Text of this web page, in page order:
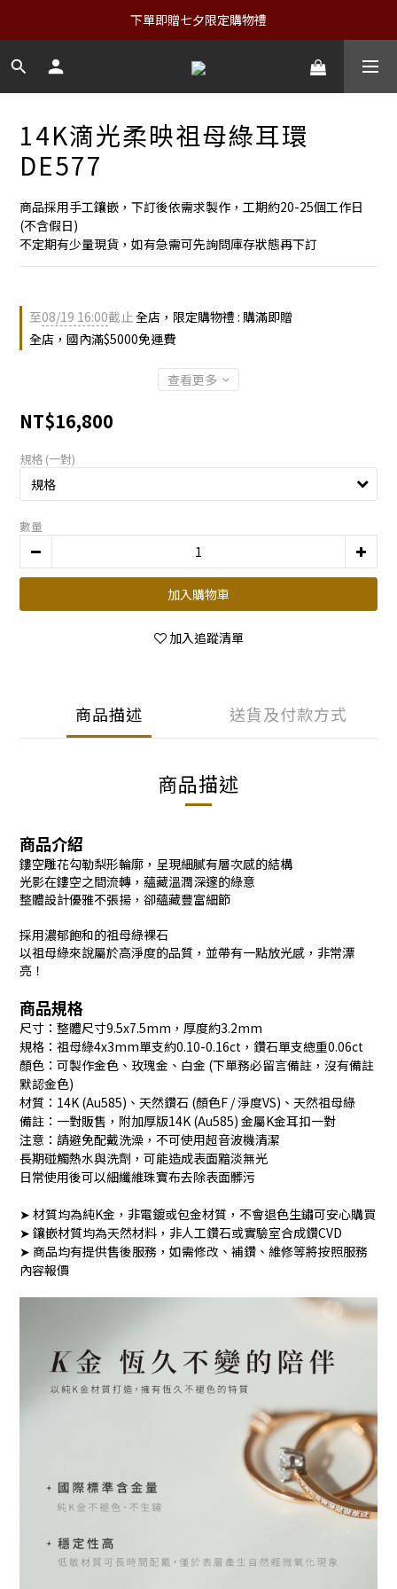
下單即贈七夕限定購物禮
14K滴光柔映祖母綠耳環
DE577
商品採用手工鑲嵌，下訂後依需求製作，工期約20-25個工作日
(不含假日)
不定期有少量現貨，如有急需可先詢問庫存狀態再下訂
至08/19 16:00截止全店，限定購物禮 : 購滿即贈
全店，國內滿$5000免運費
查看更多
NT$16,800
規格 (一對)
數量
加入購物車
加入追蹤清單
商品描述 送貨及付款方式
商品描述
商品介紹
鏤空雕花勾勒梨形輪廓，呈現細膩有層次感的結構
光影在鏤空之間流轉，蘊藏溫潤深邃的綠意
整體設計優雅不張揚，卻蘊藏豐富細節
採用濃郁飽和的祖母綠裸石
以祖母綠來說屬於高淨度的品質，並帶有一點放光感，非常漂
亮！
商品規格
尺寸：整體尺寸9.5x7.5mm，厚度約3.2mm
規格：祖母綠4x3mm單支約0.10-0.16ct，鑽石單支總重0.06ct
顏色：可製作金色、玫瑰金、白金 (下單務必留言備註，沒有備註
默認金色)
材質：14K (Au585)、天然鑽石 (顏色F / 淨度VS)、天然祖母綠
備註：一對販售，附加厚版14K (Au585) 金屬K金耳扣一對
注意：請避免配戴洗澡，不可使用超音波機清潔
長期碰觸熱水與洗劑，可能造成表面黯淡無光
日常使用後可以細纖維珠寶布去除表面髒污
➤ 材質均為純K金，非電鍍或包金材質，不會退色生鏽可安心購買
➤ 鑲嵌材質均為天然材料，非人工鑽石或實驗室合成鑽CVD
➤ 商品均有提供售後服務，如需修改、補鑽、維修等將按照服務
內容報價